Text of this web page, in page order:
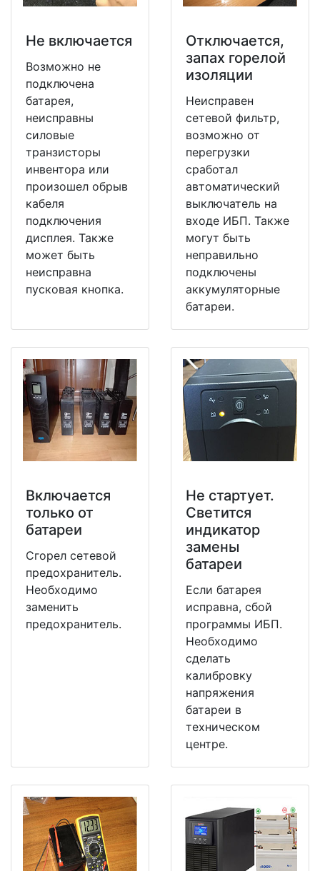
Не включается
Возможно не
подключена
батарея,
неисправны
силовые
транзисторы
инвентора или
произошел обрыв
кабеля
подключения
дисплея. Также
может быть
неисправна
пусковая кнопка.
Отключается,
запах горелой
изоляции
Неисправен
сетевой фильтр,
возможно от
перегрузки
сработал
автоматический
выключатель на
входе ИБП. Также
могут быть
неправильно
подключены
аккумуляторные
батареи.
Включается
только от
батареи
Сгорел сетевой
предохранитель.
Необходимо
заменить
предохранитель.
Не стартует.
Светится
индикатор
замены
батареи
Если батарея
исправна, сбой
программы ИБП.
Необходимо
сделать
калибровку
напряжения
батареи в
техническом
центре.